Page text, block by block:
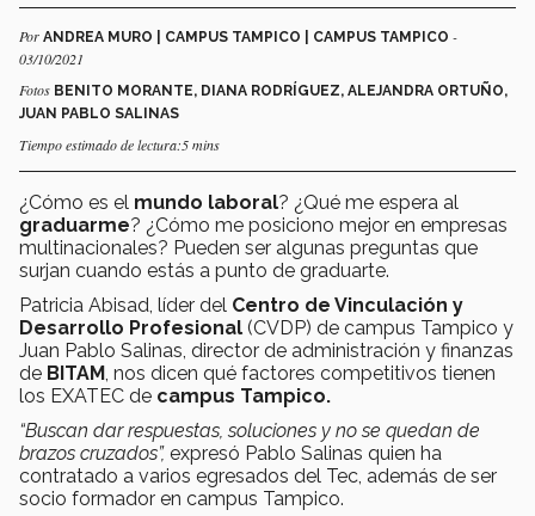
Por ANDREA MURO | CAMPUS TAMPICO | CAMPUS TAMPICO -
03/10/2021
Fotos BENITO MORANTE, DIANA RODRÍGUEZ, ALEJANDRA ORTUÑO,
JUAN PABLO SALINAS
Tiempo estimado de lectura:5 mins
¿Cómo es el mundo laboral? ¿Qué me espera al
graduarme? ¿Cómo me posiciono mejor en empresas
multinacionales? Pueden ser algunas preguntas que
surjan cuando estás a punto de graduarte.
Patricia Abisad, líder del Centro de Vinculación y
Desarrollo Profesional (CVDP) de campus Tampico y
Juan Pablo Salinas, director de administración y finanzas
de BITAM , nos dicen qué factores competitivos tienen
los EXATEC de campus Tampico.
“Buscan dar respuestas, soluciones y no se quedan de
brazos cruzados”, expresó Pablo Salinas quien ha
contratado a varios egresados del Tec, además de ser
socio formador en campus Tampico.